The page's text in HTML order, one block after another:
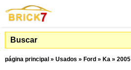
Buscar
página principal » Usados » Ford » Ka » 2005